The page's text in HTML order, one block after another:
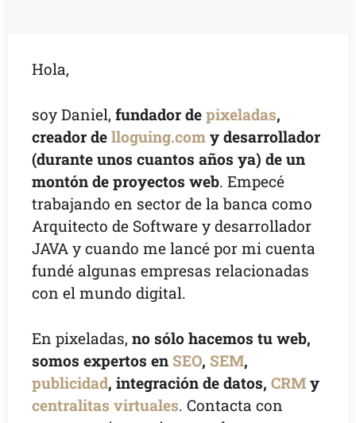
Hola,
soy Daniel, fundador de pixeladas,
creador de lloguing.com y desarrollador
(durante unos cuantos años ya) de un
montón de proyectos web. Empecé
trabajando en sector de la banca como
Arquitecto de Software y desarrollador
JAVA y cuando me lancé por mi cuenta
fundé algunas empresas relacionadas
con el mundo digital.
En pixeladas, no sólo hacemos tu web,
somos expertos en SEO, SEM,
publicidad, integración de datos, CRM y
centralitas virtuales. Contacta con